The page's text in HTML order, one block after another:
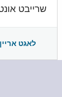
שרייבט
לאגט